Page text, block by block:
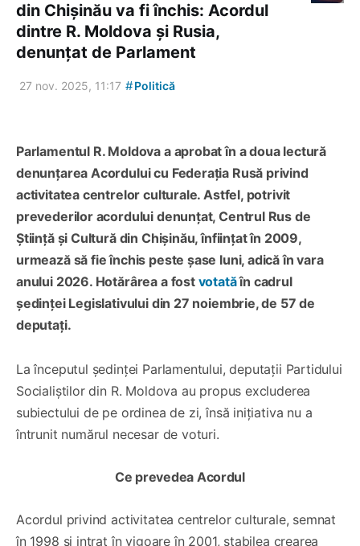
din Chișinău va fi închis: Acordul
dintre R. Moldova și Rusia,
denunțat de Parlament
27 nov. 2025, 11:17 #Politică
Parlamentul R. Moldova a aprobat în a doua lectură
denunțarea Acordului cu Federația Rusă privind
activitatea centrelor culturale. Astfel, potrivit
prevederilor acordului denunțat, Centrul Rus de
Știință și Cultură din Chișinău, înființat în 2009,
urmează să fie închis peste șase luni, adică în vara
anului 2026. Hotărârea a fost votatăîn cadrul
ședinței Legislativului din 27 noiembrie, de 57 de
deputați.
La începutul ședinței Parlamentului, deputații Partidului
Socialiștilor din R. Moldova au propus excluderea
subiectului de pe ordinea de zi, însă inițiativa nu a
întrunit numărul necesar de voturi.
Ce prevedea Acordul
Acordul privind activitatea centrelor culturale, semnat
în 1998 și intrat în vigoare în 2001, stabilea crearea